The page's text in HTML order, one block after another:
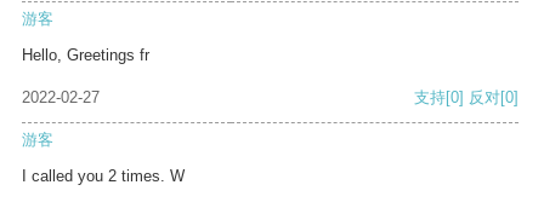
游客
Hello, Greetings fr
2022-02-27 支持[0] 反对[0]
游客
I called you 2 times. W